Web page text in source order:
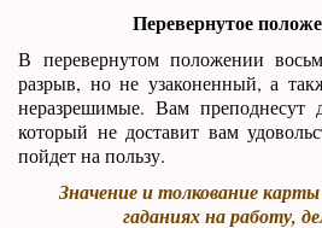
Перевернутое
В перевернутом положении
разрыв, но не узаконенный, а
неразрешимые. Вам преподнесут
который не доставит вам
пойдет на пользу.
Значение и толкование
гаданиях на работу,